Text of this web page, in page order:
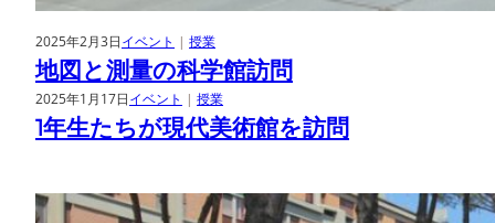
2025年2月3日イベント | 授業
地図と測量の科学館訪問
2025年1月17日イベント | 授業
1年生たちが現代美術館を訪問